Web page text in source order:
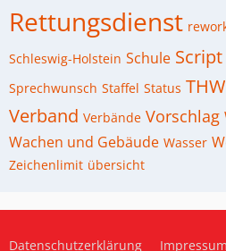
Rettungsdienst
Schleswig-Holstein Schule Script
Sprechwunsch Staffel Status THW
Verband Verbände Vorschlag
Wachen und Gebäude Wasser
Zeichenlimit übersicht
Datenschutzerklärung Impressum